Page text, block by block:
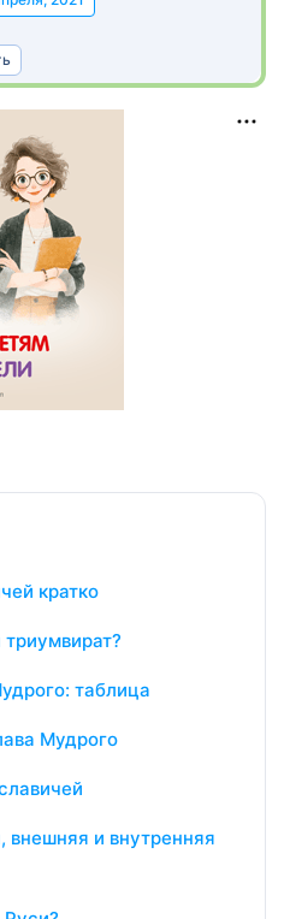
кратко
таблица
Мудрого
внешняя и внутренняя